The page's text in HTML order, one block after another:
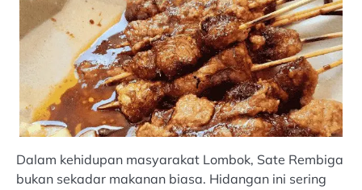
Dalam kehidupan masyarakat Lombok, Sate Rembiga
bukan sekadar makanan biasa. Hidangan ini sering